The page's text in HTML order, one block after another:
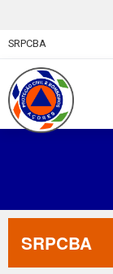
SRPCBA
SRPCBA